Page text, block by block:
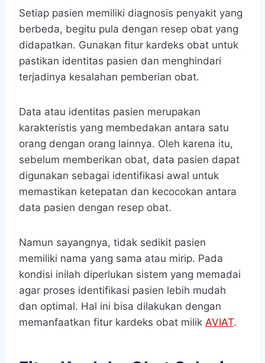
Setiap pasien memiliki diagnosis penyakit yang
berbeda, begitu pula dengan resep obat yang
didapatkan. Gunakan fitur kardeks obat untuk
pastikan identitas pasien dan menghindari
terjadinya kesalahan pemberian obat.
Data atau identitas pasien merupakan
karakteristis yang membedakan antara satu
orang dengan orang lainnya. Oleh karena itu,
sebelum memberikan obat, data pasien dapat
digunakan sebagai identifikasi awal untuk
memastikan ketepatan dan kecocokan antara
data pasien dengan resep obat.
Namun sayangnya, tidak sedikit pasien
memiliki nama yang sama atau mirip. Pada
kondisi inilah diperlukan sistem yang memadai
agar proses identifikasi pasien lebih mudah
dan optimal. Hal ini bisa dilakukan dengan
memanfaatkan fitur kardeks obat milik AVIAT.